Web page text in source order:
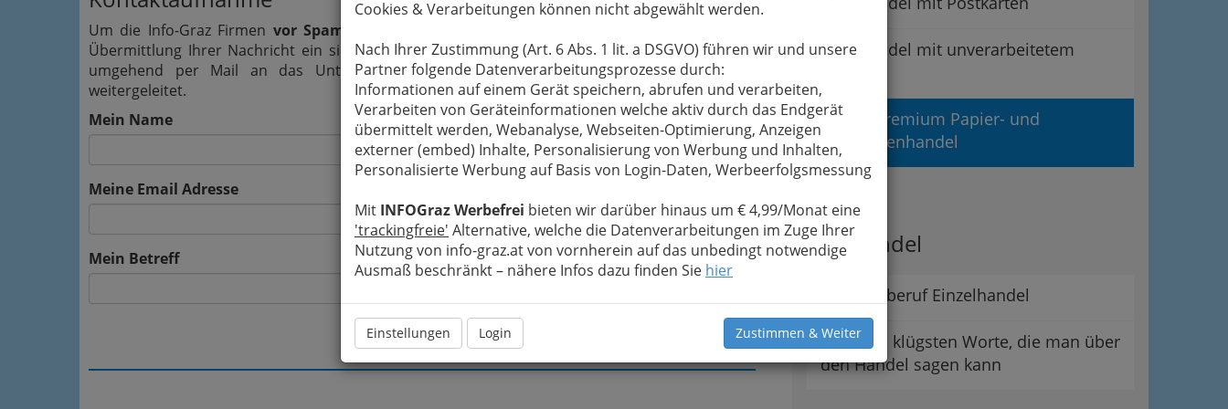
Cookies & Verarbeitungen können nicht abgewählt werden.
Nach Ihrer Zustimmung (Art. 6 Abs. 1 lit. a DSGVO) führen wir und unsere
Partner folgende Datenverarbeitungsprozesse durch:
Informationen auf einem Gerät speichern, abrufen und verarbeiten,
Verarbeiten von Geräteinformationen welche aktiv durch das Endgerät
übermittelt werden, Webanalyse, Webseiten-Optimierung, Anzeigen
externer (embed) Inhalte, Personalisierung von Werbung und Inhalten,
Personalisierte Werbung auf Basis von Login-Daten, Werbeerfolgsmessung
Mit INFOGraz Werbefrei bieten wir darüber hinaus um € 4,99/Monat eine
'trackingfreie' Alternative, welche die Datenverarbeitungen im Zuge Ihrer
Nutzung von info-graz.at von vornherein auf das unbedingt notwendige
Ausmaß beschränkt – nähere Infos dazu finden Sie hier
Einstellungen Login Zustimmen & Weiter
Um die Info-Graz Firmen vor Spam-Mails zu bewahren
Übermittlung Ihrer Nachricht ein sicheres Formular. Ihre Nachricht wird nach dem Absenden
umgehend per Mail an das Unternehmen Copy Bürobedarf-Vertriebsgesellschaft m.b.H.
weitergeleitet.
Mein Name
Meine Email Adresse
Mein Betreff
Meine Nachricht
Meine Nachricht senden
Großhandel mit unverarbeitetem
Landesgremium Papier- und
Spielwarenhandel
Tipps
Der Handel
Der Lehrberuf Einzelhandel
Die wohl klügsten Worte, die man über
den Handel sagen kann